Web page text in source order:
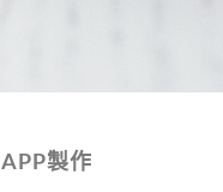
APP製作